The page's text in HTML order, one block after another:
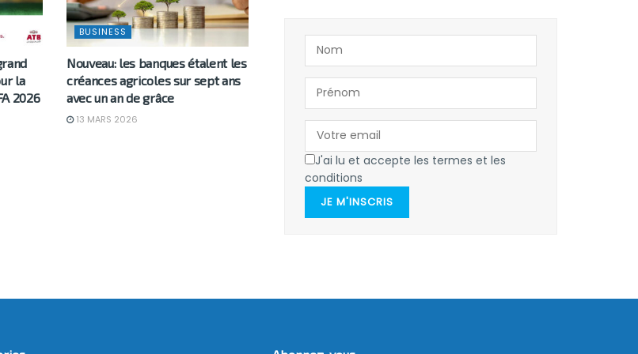
la
2026
BUSINESS
Nouveau: les banques étalent les
créances agricoles sur sept ans
avec un an de grâce
13 MARS 2026
J'ai lu et accepte les termes et les
conditions
JE M'INSCRIS